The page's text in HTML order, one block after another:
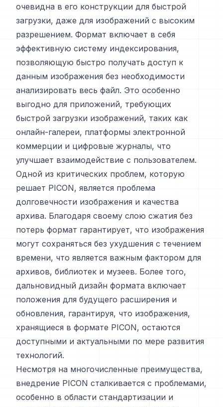
очевидна в его конструкции для быстрой
загрузки, даже для изображений с высоким
разрешением. Формат включает в себя
эффективную систему индексирования,
позволяющую быстро получать доступ к
данным изображения без необходимости
анализировать весь файл. Это особенно
выгодно для приложений, требующих
быстрой загрузки изображений, таких как
онлайн-галереи, платформы электронной
коммерции и цифровые журналы, что
улучшает взаимодействие с пользователем.
Одной из критических проблем, которую
решает PICON, является проблема
долговечности изображения и качества
архива. Благодаря своему слою сжатия без
потерь формат гарантирует, что изображения
могут сохраняться без ухудшения с течением
времени, что является важным фактором для
архивов, библиотек и музеев. Более того,
дальновидный дизайн формата включает
положения для будущего расширения и
обновления, гарантируя, что изображения,
хранящиеся в формате PICON, остаются
доступными и актуальными по мере развития
технологий.
Несмотря на многочисленные преимущества,
внедрение PICON сталкивается с проблемами,
особенно в области стандартизации и